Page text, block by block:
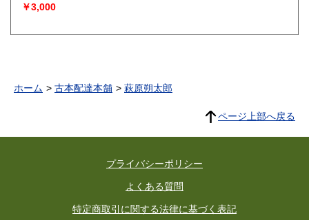
￥3,000
ホーム 古本配達本舗 萩原朔太郎
ページ上部へ戻る
プライバシーポリシー
よくある質問
特定商取引に関する法律に基づく表記